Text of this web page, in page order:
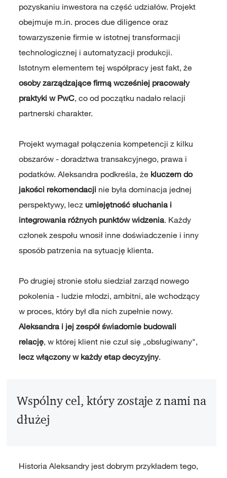
pozyskaniu inwestora na część udziałów. Projekt
obejmuje m.in. proces due diligence oraz
towarzyszenie firmie w istotnej transformacji
technologicznej i automatyzacji produkcji.
Istotnym elementem tej współpracy jest fakt, że
osoby zarządzające firmą wcześniej pracowały
praktyki w PwC, co od początku nadało relacji
partnerski charakter.
Projekt wymagał połączenia kompetencji z kilku
obszarów - doradztwa transakcyjnego, prawa i
podatków. Aleksandra podkreśla, że kluczem do
jakości rekomendacji nie była dominacja jednej
perspektywy, lecz umiejętność słuchania i
integrowania różnych punktów widzenia. Każdy
członek zespołu wnosił inne doświadczenie i inny
sposób patrzenia na sytuację klienta.
Po drugiej stronie stołu siedział zarząd nowego
pokolenia - ludzie młodzi, ambitni, ale wchodzący
w proces, który był dla nich zupełnie nowy.
Aleksandra i jej zespół świadomie budowali
relację, w której klient nie czuł się „obsługiwany",
lecz włączony w każdy etap decyzyjny.
Wspólny cel, który zostaje z nami na
dłużej
Historia Aleksandry jest dobrym przykładem tego,